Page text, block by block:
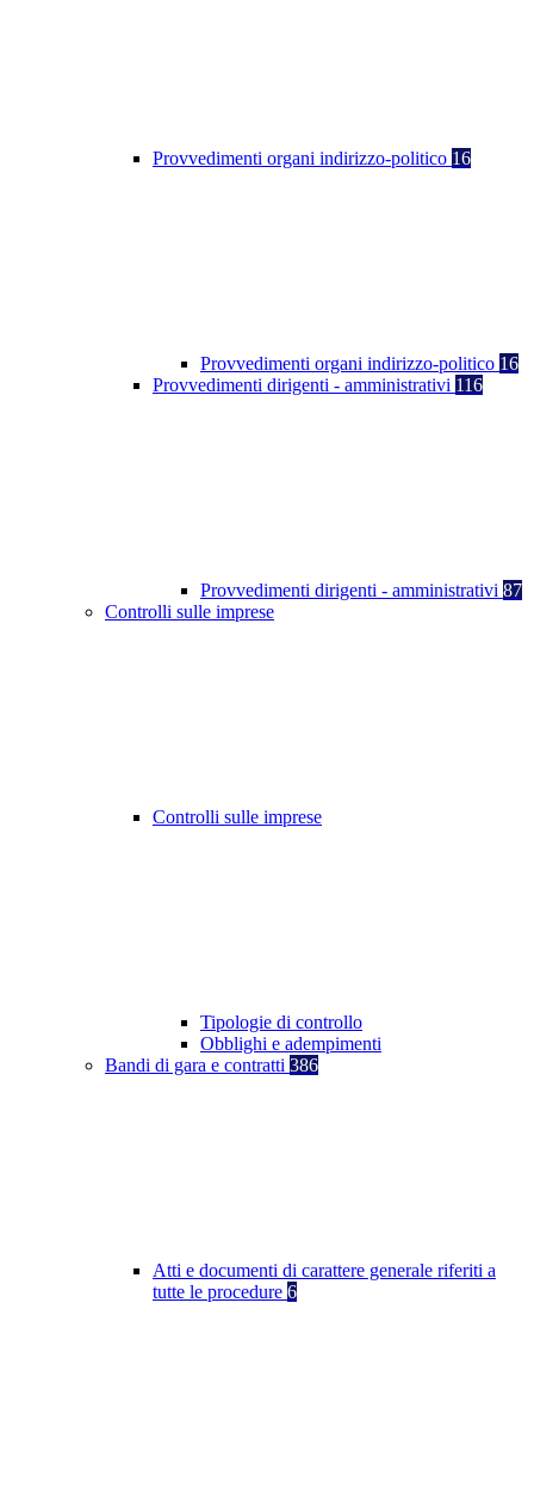
Provvedimenti organi indirizzo-politico 16
Provvedimenti organi indirizzo-politico 16
Provvedimenti dirigenti - amministrativi 116
Provvedimenti dirigenti - amministrativi 87
Controlli sulle imprese
Controlli sulle imprese
Tipologie di controllo
Obblighi e adempimenti
Bandi di gara e contratti 386
Atti e documenti di carattere generale riferiti a
tutte le procedure 6